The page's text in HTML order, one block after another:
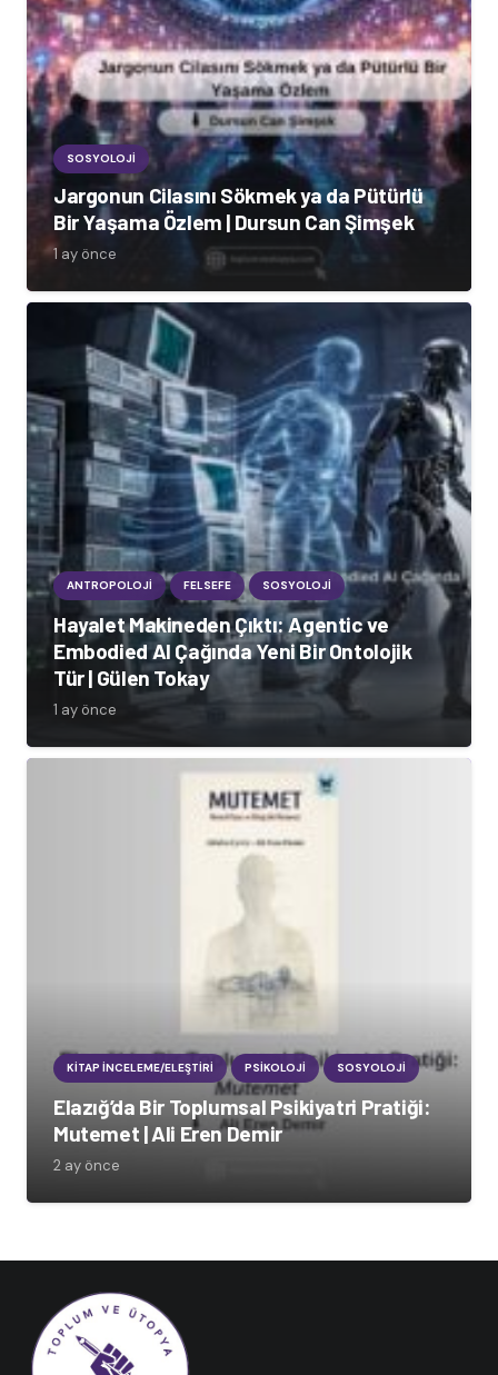
SOSYOLOJI
Jargonun Cilasını Sökmek ya da Pütürlü
Bir Yaşama Özlem | Dursun Can Şimşek
1 ay önce
ANTROPOLOJI FELSEFE SOSYOLOJI
Hayalet Makineden Çıktı: Agentic ve
Embodied AI Çağında Yeni Bir Ontolojik
Tür | Gülen Tokay
1 ay önce
KITAP İNCELEME/ELEŞTIRI PSIKOLOJI SOSYOLOJI
Elazığ’da Bir Toplumsal Psikiyatri Pratiği:
Mutemet | Ali Eren Demir
2 ay önce